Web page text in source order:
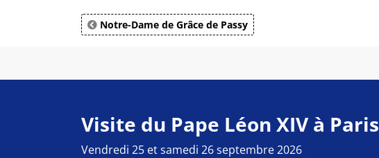
Notre-Dame de Grâce de Passy
Visite du Pape Léon XIV à Paris
Vendredi 25 et samedi 26 septembre 2026